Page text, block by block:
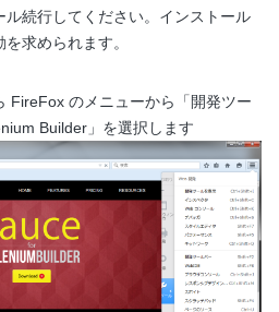
続行してください。インストール
求められます。
FireFox のメニューから「開発ツー
Builder」を選択します